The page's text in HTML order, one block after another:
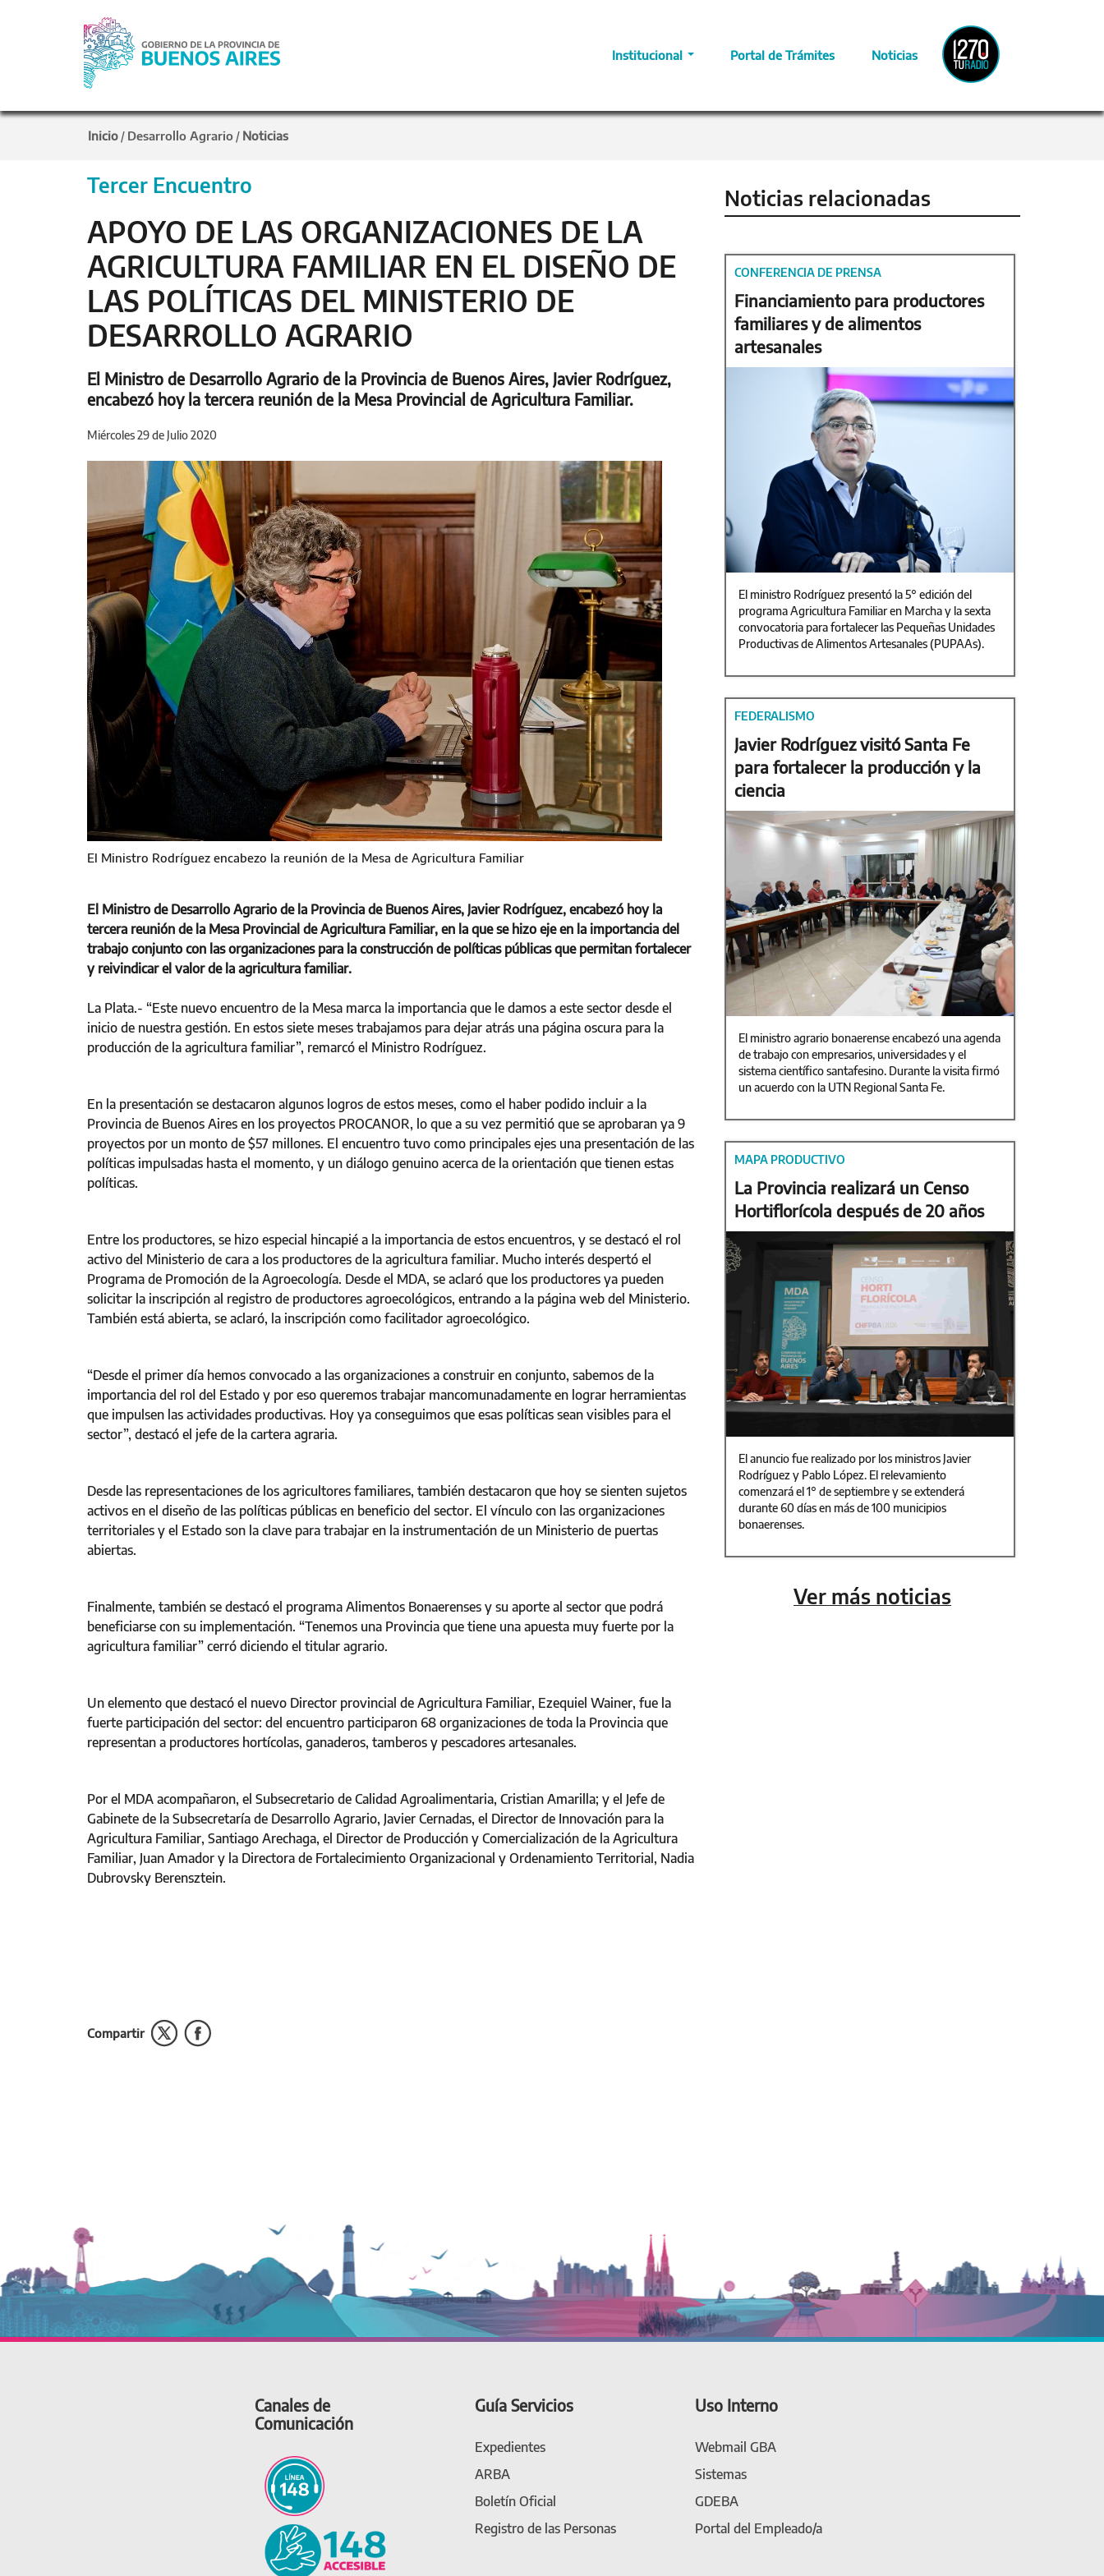
Institucional Portal de Trámites Noticias
Radio
Provincia
Inicio / Desarrollo Agrario / Noticias
Tercer Encuentro
APOYO DE LAS ORGANIZACIONES DE LA
AGRICULTURA FAMILIAR EN EL DISEÑO DE
LAS POLÍTICAS DEL MINISTERIO DE
DESARROLLO AGRARIO
El Ministro de Desarrollo Agrario de la Provincia de Buenos Aires, Javier Rodríguez,
encabezó hoy la tercera reunión de la Mesa Provincial de Agricultura Familiar.
Miércoles 29 de Julio 2020
El Ministro Rodríguez encabezo la reunión de la Mesa de Agricultura Familiar
El Ministro de Desarrollo Agrario de la Provincia de Buenos Aires, Javier Rodríguez, encabezó hoy la
tercera reunión de la Mesa Provincial de Agricultura Familiar, en la que se hizo eje en la importancia del
trabajo conjunto con las organizaciones para la construcción de políticas públicas que permitan fortalecer
y reivindicar el valor de la agricultura familiar.
La Plata.- “Este nuevo encuentro de la Mesa marca la importancia que le damos a este sector desde el
inicio de nuestra gestión. En estos siete meses trabajamos para dejar atrás una página oscura para la
producción de la agricultura familiar”, remarcó el Ministro Rodríguez.
En la presentación se destacaron algunos logros de estos meses, como el haber podido incluir a la
Provincia de Buenos Aires en los proyectos PROCANOR, lo que a su vez permitió que se aprobaran ya 9
proyectos por un monto de $57 millones. El encuentro tuvo como principales ejes una presentación de las
políticas impulsadas hasta el momento, y un diálogo genuino acerca de la orientación que tienen estas
políticas.
Entre los productores, se hizo especial hincapié a la importancia de estos encuentros, y se destacó el rol
activo del Ministerio de cara a los productores de la agricultura familiar. Mucho interés despertó el
Programa de Promoción de la Agroecología. Desde el MDA, se aclaró que los productores ya pueden
solicitar la inscripción al registro de productores agroecológicos, entrando a la página web del Ministerio.
También está abierta, se aclaró, la inscripción como facilitador agroecológico.
“Desde el primer día hemos convocado a las organizaciones a construir en conjunto, sabemos de la
importancia del rol del Estado y por eso queremos trabajar mancomunadamente en lograr herramientas
que impulsen las actividades productivas. Hoy ya conseguimos que esas políticas sean visibles para el
sector”, destacó el jefe de la cartera agraria.
Desde las representaciones de los agricultores familiares, también destacaron que hoy se sienten sujetos
activos en el diseño de las políticas públicas en beneficio del sector. El vínculo con las organizaciones
territoriales y el Estado son la clave para trabajar en la instrumentación de un Ministerio de puertas
abiertas.
Finalmente, también se destacó el programa Alimentos Bonaerenses y su aporte al sector que podrá
beneficiarse con su implementación. “Tenemos una Provincia que tiene una apuesta muy fuerte por la
agricultura familiar” cerró diciendo el titular agrario.
Un elemento que destacó el nuevo Director provincial de Agricultura Familiar, Ezequiel Wainer, fue la
fuerte participación del sector: del encuentro participaron 68 organizaciones de toda la Provincia que
representan a productores hortícolas, ganaderos, tamberos y pescadores artesanales.
Por el MDA acompañaron, el Subsecretario de Calidad Agroalimentaria, Cristian Amarilla; y el Jefe de
Gabinete de la Subsecretaría de Desarrollo Agrario, Javier Cernadas, el Director de Innovación para la
Agricultura Familiar, Santiago Arechaga, el Director de Producción y Comercialización de la Agricultura
Familiar, Juan Amador y la Directora de Fortalecimiento Organizacional y Ordenamiento Territorial, Nadia
Dubrovsky Berensztein.
Compartir
Noticias relacionadas
CONFERENCIA DE PRENSA
Financiamiento para productores
familiares y de alimentos
artesanales
El ministro Rodríguez presentó la 5° edición del
programa Agricultura Familiar en Marcha y la sexta
convocatoria para fortalecer las Pequeñas Unidades
Productivas de Alimentos Artesanales (PUPAAs).
FEDERALISMO
Javier Rodríguez visitó Santa Fe
para fortalecer la producción y la
ciencia
El ministro agrario bonaerense encabezó una agenda
de trabajo con empresarios, universidades y el
sistema científico santafesino. Durante la visita firmó
un acuerdo con la UTN Regional Santa Fe.
MAPA PRODUCTIVO
La Provincia realizará un Censo
Hortiflorícola después de 20 años
El anuncio fue realizado por los ministros Javier
Rodríguez y Pablo López. El relevamiento
comenzará el 1° de septiembre y se extenderá
durante 60 días en más de 100 municipios
bonaerenses.
Ver más noticias
Canales de
Comunicación
Guía Servicios
Expedientes
ARBA
Boletín Oficial
Registro de las Personas
Uso Interno
Webmail GBA
Sistemas
GDEBA
Portal del Empleado/a